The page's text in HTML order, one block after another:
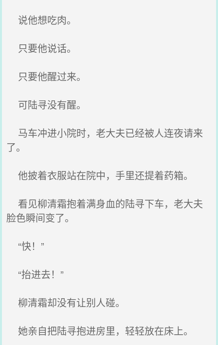
说他想吃肉。
只要他说话。
只要他醒过来。
可陆寻没有醒。
马车冲进小院时，老大夫已经被人连夜请来
了。
他披着衣服站在院中，手里还提着药箱。
看见柳清霜抱着满身血的陆寻下车，老大夫
脸色瞬间变了。
“快！”
“抬进去！”
柳清霜却没有让别人碰。
她亲自把陆寻抱进房里，轻轻放在床上。